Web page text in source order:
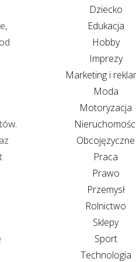
Dziecko
Edukacja
Hobby
Imprezy
Marketing i
Moda
Motoryzacja
Obcojęzyczne
Praca
Prawo
Przemysł
Rolnictwo
Sklepy
Sport
Technologia